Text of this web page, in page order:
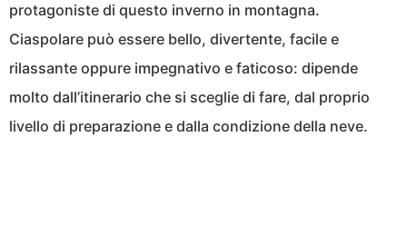
protagoniste di questo inverno in montagna.
Ciaspolare può essere bello, divertente, facile e
rilassante oppure impegnativo e faticoso: dipende
molto dall’itinerario che si sceglie di fare, dal proprio
livello di preparazione e dalla condizione della neve.